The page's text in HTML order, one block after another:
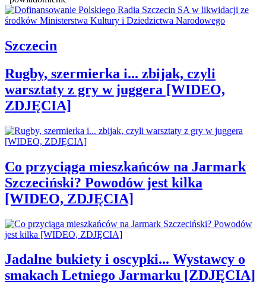
Szczecin
Rugby, szermierka i... zbijak, czyli
warsztaty z gry w juggera [WIDEO,
ZDJĘCIA]
Co przyciąga mieszkańców na Jarmark
Szczeciński? Powodów jest kilka
[WIDEO, ZDJĘCIA]
Jadalne bukiety i oscypki... Wystawcy o
smakach Letniego Jarmarku [ZDJĘCIA]